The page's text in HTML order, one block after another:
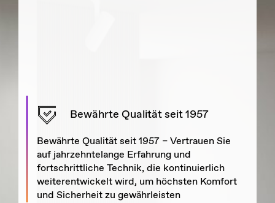
Bewährte Qualität seit 1957
Bewährte Qualität seit 1957 – Vertrauen Sie
auf jahrzehntelange Erfahrung und
fortschrittliche Technik, die kontinuierlich
weiterentwickelt wird, um höchsten Komfort
und Sicherheit zu gewährleisten